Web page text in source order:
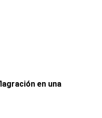
en una